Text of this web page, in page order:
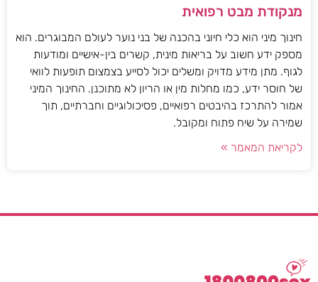
מנקודת מבט רפואית
חינוך מיני הוא כלי חיוני בהכנה של בני נוער לעולם המבוגרים. הוא
מספק ידע חשוב על בריאות מינית, קשרים בין-אישיים ומודעות
לגוף. מתן מידע מדויק ומשלים יכול לסייע בצמצום תופעות לוואי
של חוסר ידע, כמו מחלות מין או הריון לא מתוכנן. החינוך המיני
אמור להתרכז בהיבטים רפואיים, פסיכולוגיים וחברתיים, תוך
שמירה על שיח פתוח ומקובל.
לקריאת המאמר »